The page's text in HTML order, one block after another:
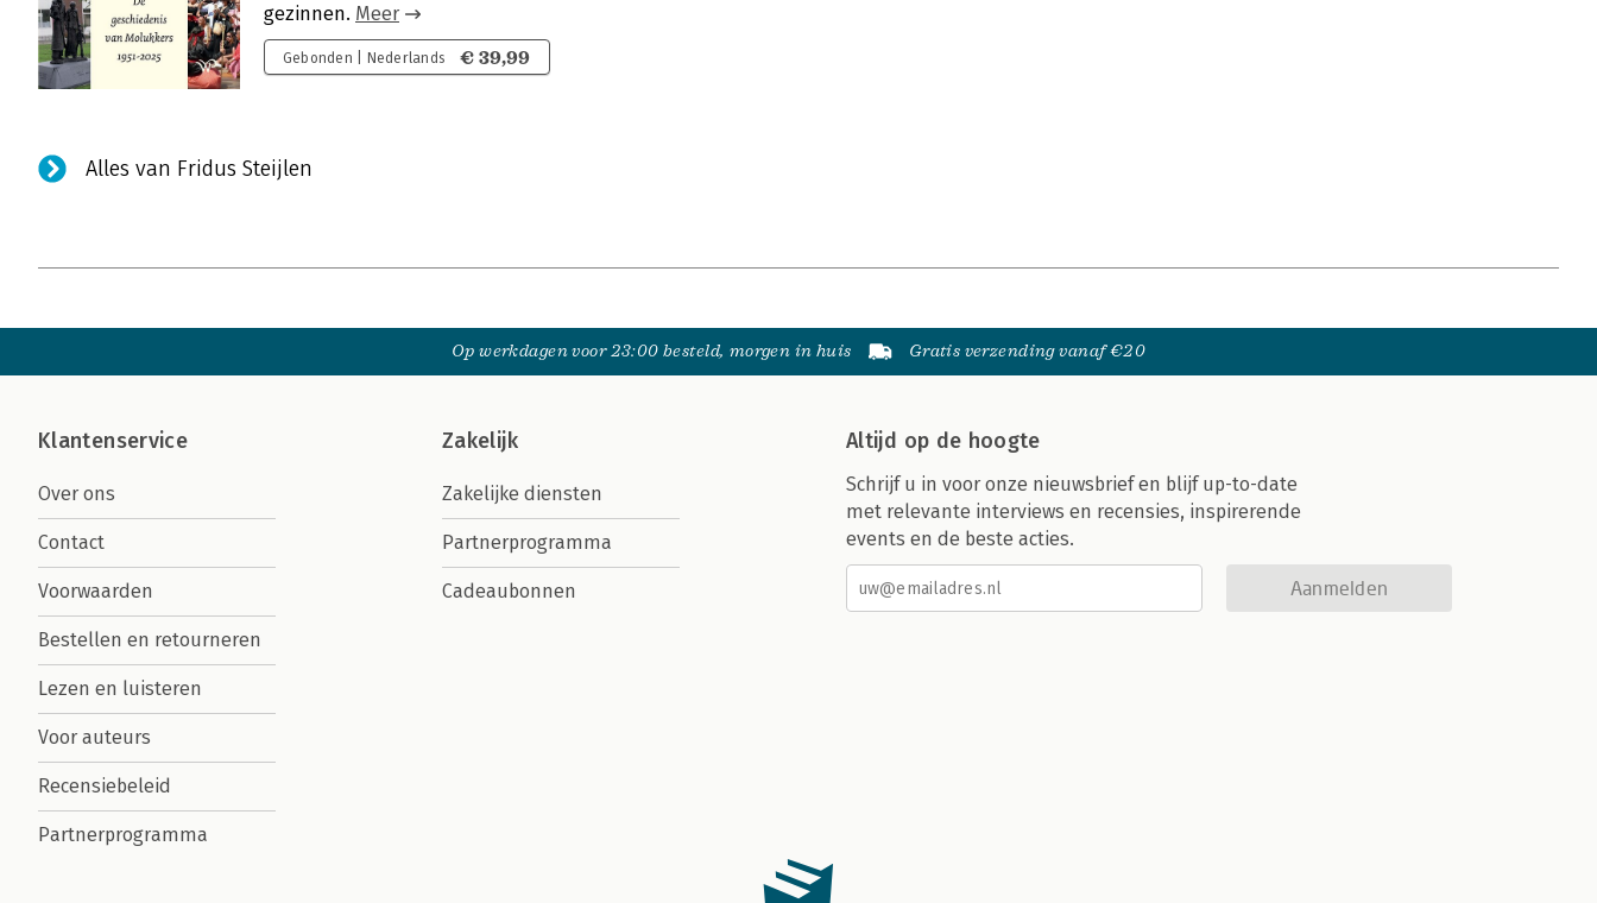
gezinnen. Meer
Gebonden | Nederlands € 39,99
Alles van Fridus Steijlen
Op werkdagen voor 23:00 besteld, morgen in huis Gratis verzending vanaf €20
Klantenservice
Over ons
Contact
Voorwaarden
Bestellen en retourneren
Lezen en luisteren
Voor auteurs
Recensiebeleid
Partnerprogramma
Zakelijk
Zakelijke diensten
Partnerprogramma
Cadeaubonnen
Altijd op de hoogte
Schrijf u in voor onze nieuwsbrief en blijf up-to-date
met relevante interviews en recensies, inspirerende
events en de beste acties.
Aanmelden